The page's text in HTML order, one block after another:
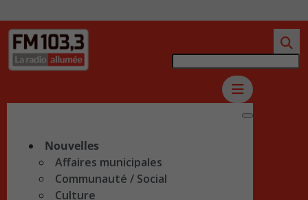
Nouvelles
Affaires municipales
Communauté / Social
Culture